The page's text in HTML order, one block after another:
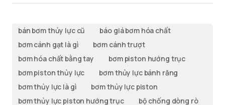
bán bơm thủy lực cũ
báo giá bơm hóa chất
bơm cánh gạt là gì
bơm cánh trượt
bơm hóa chất bằng tay
bơm piston hướng trục
bơm piston thủy lực
bơm thủy lực bánh răng
bơm thủy lực là gì
bơm thủy lực piston
bơm thủy lực piston hướng trục
bộ chống dòng rò